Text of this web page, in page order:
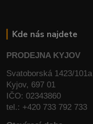
Kde nás najdete
PRODEJNA KYJOV
Svatoborská 1423/101a
Kyjov, 697 01
IČO: 02343860
tel.: +420 733 792 733